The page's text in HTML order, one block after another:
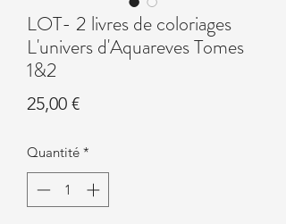
LOT- 2 livres de coloriages
L'univers d'Aquareves Tomes
1&2
25,00 €Prix
Quantité *